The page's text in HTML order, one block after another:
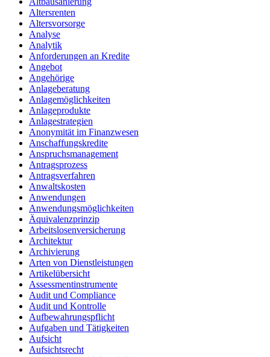
Altersrenten
Altersvorsorge
Analyse
Analytik
Anforderungen an Kredite
Angebot
Angehörige
Anlageberatung
Anlagemöglichkeiten
Anlageprodukte
Anlagestrategien
Anonymität im Finanzwesen
Anschaffungskredite
Anspruchsmanagement
Antragsprozess
Antragsverfahren
Anwaltskosten
Anwendungen
Anwendungsmöglichkeiten
Äquivalenzprinzip
Arbeitslosenversicherung
Architektur
Archivierung
Arten von Dienstleistungen
Artikelübersicht
Assessmentinstrumente
Audit und Compliance
Audit und Kontrolle
Aufbewahrungspflicht
Aufgaben und Tätigkeiten
Aufsicht
Aufsichtsrecht